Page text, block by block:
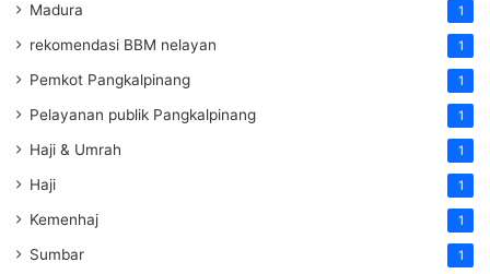
Madura 1
rekomendasi BBM nelayan 1
Pemkot Pangkalpinang 1
Pelayanan publik Pangkalpinang 1
Haji & Umrah 1
Haji 1
Kemenhaj 1
Sumbar 1